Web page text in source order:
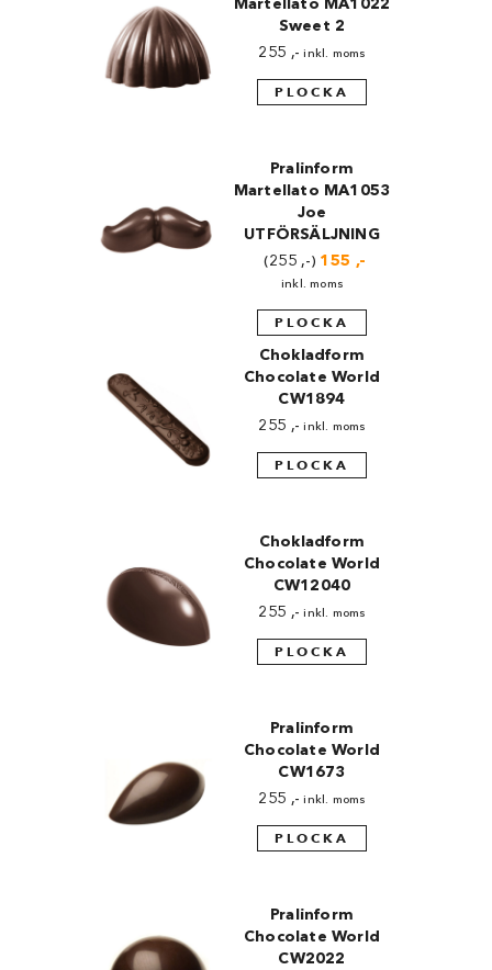
Sweet 2
255 ,- inkl. moms
PLOCKA
Pralinform
Martellato MA1053
Joe
UTFÖRSÄLJNING
255 ,-
Det
ursprungliga
var:
155 ,-
inkl. moms
PLOCKA
Chokladform
Chocolate World
CW1894
255 ,- inkl. moms
PLOCKA
Chokladform
Chocolate World
CW12040
255 ,- inkl. moms
PLOCKA
Pralinform
Chocolate World
CW1673
255 ,- inkl. moms
PLOCKA
Pralinform
Chocolate World
CW2022